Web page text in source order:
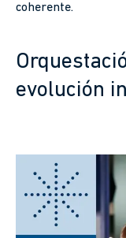
coherente.
evolución